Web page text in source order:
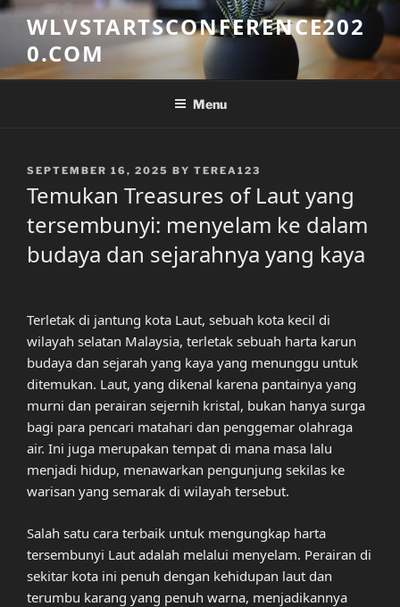
Skip
content
WLVSTARTSCONFERENCE202
0.COM
Menu
POSTED
SEPTEMBER 16, 2025 BY TEREA123
Temukan Treasures of Laut yang
tersembunyi: menyelam ke dalam
budaya dan sejarahnya yang kaya
Terletak di jantung kota Laut, sebuah kota kecil di
wilayah selatan Malaysia, terletak sebuah harta karun
budaya dan sejarah yang kaya yang menunggu untuk
ditemukan. Laut, yang dikenal karena pantainya yang
murni dan perairan sejernih kristal, bukan hanya surga
bagi para pencari matahari dan penggemar olahraga
air. Ini juga merupakan tempat di mana masa lalu
menjadi hidup, menawarkan pengunjung sekilas ke
warisan yang semarak di wilayah tersebut.
Salah satu cara terbaik untuk mengungkap harta
tersembunyi Laut adalah melalui menyelam. Perairan di
sekitar kota ini penuh dengan kehidupan laut dan
terumbu karang yang penuh warna, menjadikannya